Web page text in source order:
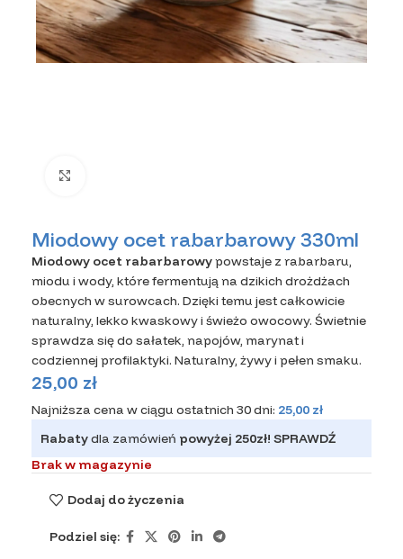
Miodowy ocet rabarbarowy 330ml
Miodowy ocet rabarbarowypowstaje z rabarbaru,
miodu i wody, które fermentują na dzikich drożdżach
obecnych w surowcach. Dzięki temu jest całkowicie
naturalny, lekko kwaskowy i świeżo owocowy. Świetnie
sprawdza się do sałatek, napojów, marynat i
codziennej profilaktyki. Naturalny, żywy i pełen smaku.
25,00 zł
Najniższa cena w ciągu ostatnich 30 dni: 25,00 zł
Rabatydla zamówień powyżej 250zł! SPRAWDŹ
Brak w magazynie
Dodaj do życzenia
Podziel się: